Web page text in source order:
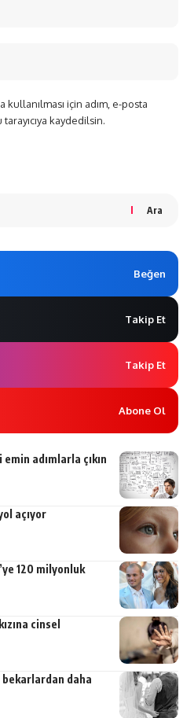
kullanılması için adım, e-posta
kaydedilsin.
Ara
Beğen
Takip Et
Takip Et
Abone Ol
adımlarla çıkın
açıyor
120 milyonluk
cinsel
daha